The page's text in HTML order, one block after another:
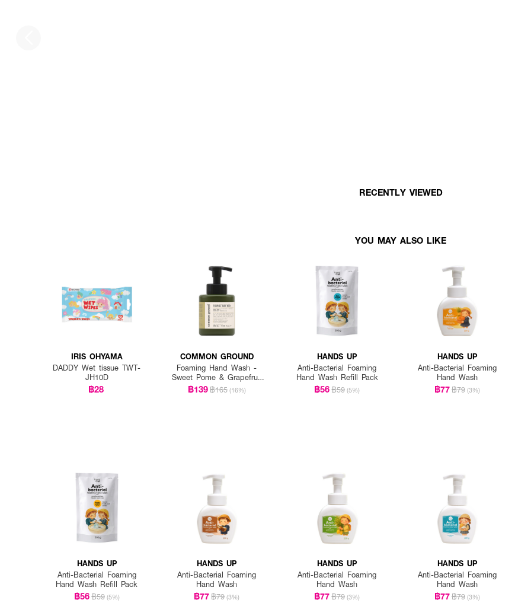
RECENTLY VIEWED
YOU MAY ALSO LIKE
IRIS OHYAMA
DADDY Wet tissue TWT-
JH10D
฿28
COMMON GROUND
Foaming Hand Wash -
Sweet Pome & Grapefruit
Essential Oil Scent
฿139฿165 (16%)
HANDS UP
Anti-Bacterial Foaming
Hand Wash Refill Pack
฿56฿59 (5%)
HANDS UP
Anti-Bacterial Foaming
Hand Wash
฿77฿79 (3%)
HANDS UP
Anti-Bacterial Foaming
Hand Wash Refill Pack
฿56฿59 (5%)
HANDS UP
Anti-Bacterial Foaming
Hand Wash
฿77฿79 (3%)
HANDS UP
Anti-Bacterial Foaming
Hand Wash
฿77฿79 (3%)
HANDS UP
Anti-Bacterial Foaming
Hand Wash
฿77฿79 (3%)